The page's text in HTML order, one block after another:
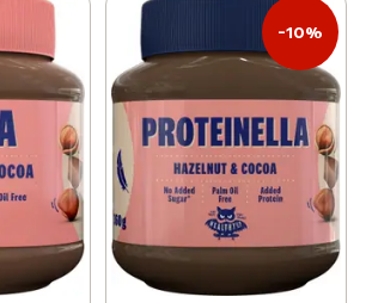
-10%